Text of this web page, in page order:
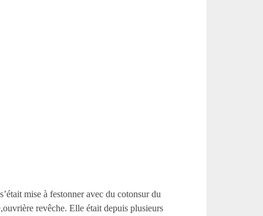
mise à festonner avec du cotonsur du
revêche. Elle était depuis plusieurs